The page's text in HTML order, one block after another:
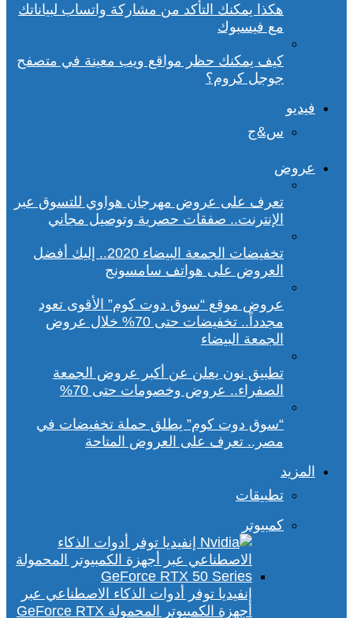
هكذا يمكنك التأكد من مشاركة واتساب لبياناتك
مع فيسبوك
كيف يمكنك حظر مواقع ويب معينة في متصفح
جوجل كروم؟
فيديو
س&ج
عروض
تعرف على عروض مهرجان هواوي للتسوق عبر
الإنترنت.. صفقات حصرية وتوصيل مجاني
تخفيضات الجمعة البيضاء 2020.. إليك أفضل
العروض على هواتف سامسونج
عروض موقع “سوق دوت كوم” الأقوى تعود
مجدداً.. تخفيضات حتى 70% خلال عروض
الجمعة البيضاء
تطبيق نون يعلن عن أكبر عروض الجمعة
الصفراء.. عروض وخصومات حتى 70%
“سوق دوت كوم” يطلق حملة تخفيضات في
مصر.. تعرف على العروض المتاحة
المزيد
تطبيقات
كمبيوتر
إنفيديا توفر أدوات الذكاء الاصطناعي عبر
أجهزة الكمبيوتر المحمولة GeForce RTX